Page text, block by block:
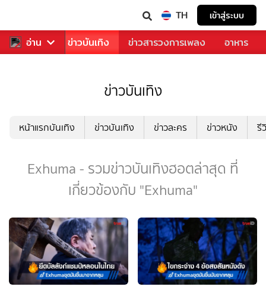
TH เข้าสู่ระบบ
อ่าน
ฬา ข่าว ข่าวบันเทิง ข่าวสารวงการเพลง อาหาร
ข่าวบันเทิง
หน้าแรกบันเทิง ข่าวบันเทิง ข่าวละคร ข่าวหนัง รี
Exhuma - รวมข่าวบันเทิงฮอตล่าสุด ที่
เกี่ยวข้องกับ "Exhuma"